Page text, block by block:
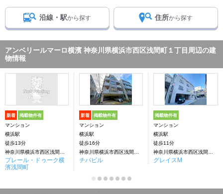
沿線・駅から探す 住所から探す
アンベリールマーロ横濱 神奈川県横浜市西区浅間町１丁目周辺の建
物情報
新着 掲載物件有
マンション
横浜駅
徒歩13分
プレール・ドゥーク横
濱浅間町
新着 掲載物件有
マンション
横浜駅
徒歩16分
チバビル
掲載物件有
マンション
横浜駅
徒歩11分
グレイスM